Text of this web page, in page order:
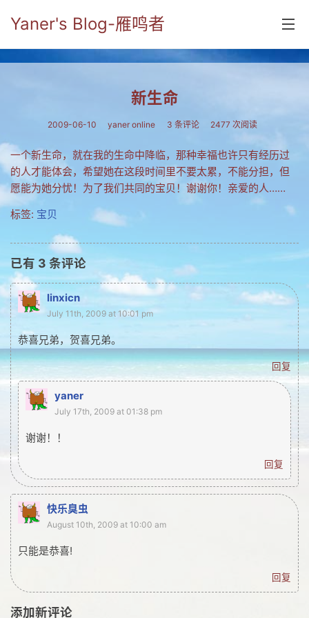
Yaner's Blog-雁鸣者
分类
毕业留言册
流年
流行.时代.天下
网络新事物
收藏.经典
链接
Nav
归档
新生命
2009-06-10 yaner online 3 条评论 2477 次阅读
一个新生命，就在我的生命中降临，那种幸福也许只有经历过
的人才能体会，希望她在这段时间里不要太累，不能分担，但
愿能为她分忧！为了我们共同的宝贝！谢谢你！亲爱的人……
标签: 宝贝
已有 3 条评论
linxicn
July 11th, 2009 at 10:01 pm
恭喜兄弟，贺喜兄弟。
回复
yaner
July 17th, 2009 at 01:38 pm
谢谢！！
回复
快乐臭虫
August 10th, 2009 at 10:00 am
只能是恭喜!
回复
添加新评论